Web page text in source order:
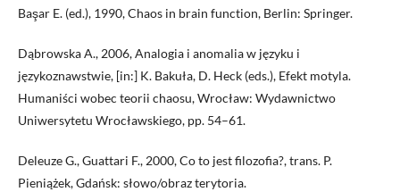
Başar E. (ed.), 1990, Chaos in brain function, Berlin: Springer.
Dąbrowska A., 2006, Analogia i anomalia w języku i
językoznawstwie, [in:] K. Bakuła, D. Heck (eds.), Efekt motyla.
Humaniści wobec teorii chaosu, Wrocław: Wydawnictwo
Uniwersytetu Wrocławskiego, pp. 54–61.
Deleuze G., Guattari F., 2000, Co to jest filozofia?, trans. P.
Pieniążek, Gdańsk: słowo/obraz terytoria.